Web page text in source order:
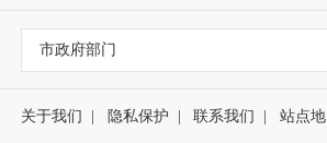
市政府部门
关于我们 隐私保护 联系我们 站点地